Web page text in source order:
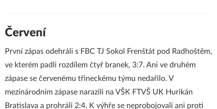
Červení
První zápas odehráli s FBC TJ Sokol Frenštát pod Radhoštěm,
ve kterém padli rozdílem čtyř branek, 3:7. Ani ve druhém
zápase se červenému třineckému týmu nedařilo. V
mezinárodním zápase narazili na VŠK FTVŠ UK Hurikán
Bratislava a prohráli 2:4. K výhře se neprobojovali ani proti